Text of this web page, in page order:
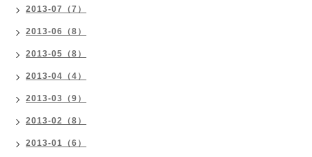
2013-07（7）
2013-06（8）
2013-05（8）
2013-04（4）
2013-03（9）
2013-02（8）
2013-01（6）